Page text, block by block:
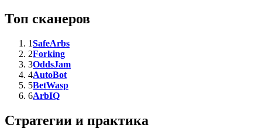
Топ сканеров
1SafeArbs
2Forking
3OddsJam
4AutoBot
5BetWasp
6ArbIQ
Стратегии и практика